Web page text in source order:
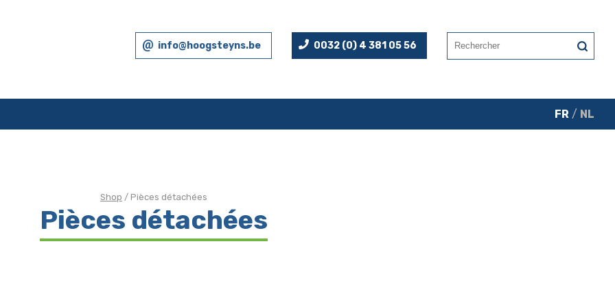
info@hoogsteyns.be 0032 (0) 4 381 05 56
FR / NL
Shop / Pièces détachées
Pièces détachées